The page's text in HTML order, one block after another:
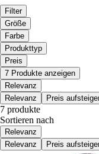
Filter
Größe
Farbe
Produkttyp
Preis
7 Produkte anzeigen
Relevanz
Relevanz
Preis
7 produkte
Sortieren nach
Relevanz
Relevanz
Preis